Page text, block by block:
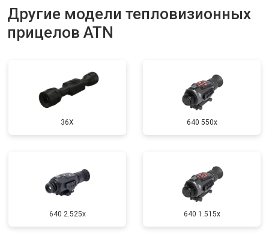
Другие модели тепловизионных
прицелов ATN
36X 640 550x
640 2.525x 640 1.515x